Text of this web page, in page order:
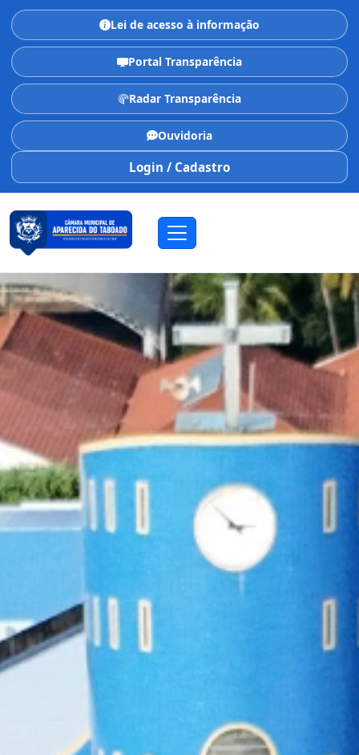
Lei de acesso à informação
Portal Transparência
Radar Transparência
Ouvidoria
Login / Cadastro
CÂMARA MUNICIPAL
Aparecida do Taboado